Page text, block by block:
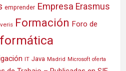
emprender Empresa Erasmus
Formación Foro de
IT Java Madrid Microsoft oferta